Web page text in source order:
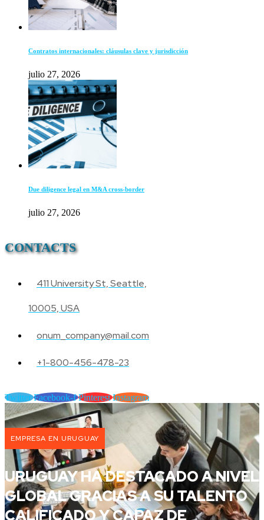
Contratos internacionales: cláusulas clave y jurisdicción
julio 27, 2026
Due diligence legal en M&A cross-border
julio 27, 2026
CONTACTS
411 University St, Seattle,
10005, USA
onum_company@mail.com
+1-800-456-478-23
Twitter Facebook-f Pinterest Instagram
EMPRESA EN URUGUAY
URUGUAY HA DESTACADO A NIVEL
GLOBAL GRACIAS A SU TALENTO
CALIFICADO Y CAPAZ DE